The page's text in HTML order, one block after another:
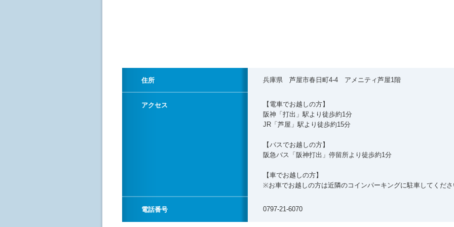
住所 兵庫県 芦屋市春日町4-4 アメニティ芦屋1階
アクセス
【電車でお越しの方】
阪神「打出」駅より徒歩約1分
JR「芦屋」駅より徒歩約15分
【バスでお越しの方】
阪急バス「阪神打出」停留所より徒歩約1分
【車でお越しの方】
※お車でお越しの方は近隣のコインパーキングに駐車してくだ
電話番号 0797-21-6070